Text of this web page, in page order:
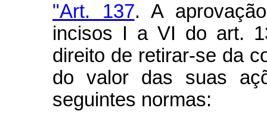
"Art. 137. A
incisos I a VI do art.
direito de retirar-se da
do valor das suas
seguintes normas: